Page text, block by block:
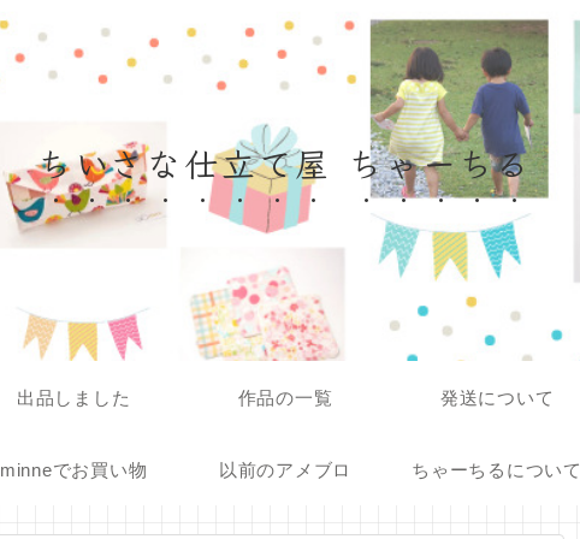
ちいさな仕立て屋 ちゃーちる
出品しました 作品の一覧 発送について
minneでお買い物 以前のアメブロ ちゃーちるについて